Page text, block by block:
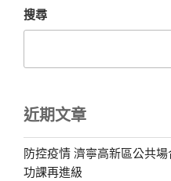
搜尋
近期文章
防控疫情 濟寧高新區公共
功課再進級